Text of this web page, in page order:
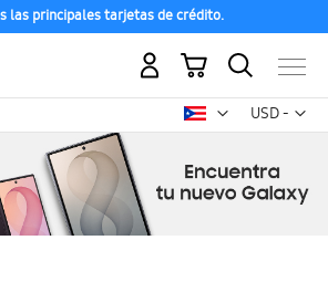
las principales tarjetas de crédito.
USD -
dólar
Mi carrito